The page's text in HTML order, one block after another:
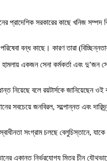
প্রাদেশিক সরকারের কাছে খনিজ
পরিষেবা বন্ধ কাছে। কারণ তারা
একজন সেনা কর্মকর্তা এবং
নিয়েছে বলে রয়টার্সকে জানিয়েছেন ওই
জনবিরল, সল্পোন্নত এবং
সংগ্রাম চলছে বেলুচিস্তানে,
একান্ত নির্ভরযোগ্য মিত্র চীন